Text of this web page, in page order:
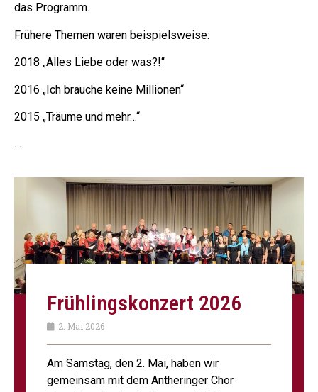
das Programm.
Frühere Themen waren beispielsweise:
2018 „Alles Liebe oder was?!“
2016 „Ich brauche keine Millionen“
2015 „Träume und mehr…“
…
Frühlings­konzert 2026
2. Mai 2026
Am Samstag, den 2. Mai, haben wir
gemeinsam mit dem Antheringer Chor